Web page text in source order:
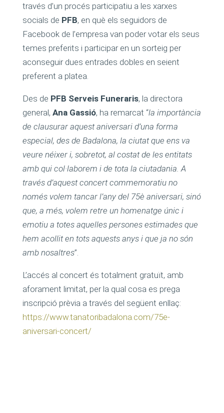
través d’un procés participatiu a les xarxes
socials de PFB, en què els seguidors de
Facebook de l’empresa van poder votar els seus
temes preferits i participar en un sorteig per
aconseguir dues entrades dobles en seient
preferent a platea.
Des de PFB Serveis Funeraris, la directora
general, Ana Gassió, ha remarcat “la importància
de clausurar aquest aniversari d’una forma
especial, des de Badalona, la ciutat que ens va
veure néixer i, sobretot, al costat de les entitats
amb qui col·laborem i de tota la ciutadania. A
través d’aquest concert commemoratiu no
només volem tancar l’any del 75è aniversari, sinó
que, a més, volem retre un homenatge únic i
emotiu a totes aquelles persones estimades que
hem acollit en tots aquests anys i que ja no són
amb nosaltres”.
L’accés al concert és totalment gratuït, amb
aforament limitat, per la qual cosa es prega
inscripció prèvia a través del següent enllaç:
https://www.tanatoribadalona.com/75e-
aniversari-concert/